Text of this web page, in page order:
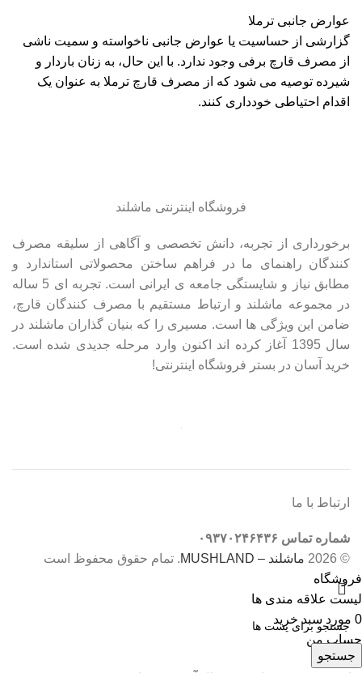
عوارض جانبی ترملا
گزارشی از حساسیت یا عوارض جانبی ناخواسته و سمیت ناشی
از مصرف قارچ برفی وجود ندارد. با این حال، به زنان باردار و
شیرده توصیه می شود که از مصرف قارچ ترملا به عنوان یک
اقدام احتیاطی خودداری کنند.
فروشگاه اینترنتی ماشلند
برخورداری از تجربه، دانش تخصصی و آگاهی از سلیقه مصرف
کنندگان راهنمای ما در فراهم ساختن محصولاتی استاندارد و
مطابق نیاز و شایستگی جامعه ی ایرانی است. تجربه ای 5 ساله
در مجموعه ماشلند و ارتباط مستقیم با مصرف کنندگان قارچ،
ضامن این ویژگی ها است. مسیری را که بنیان گذاران ماشلند در
سال 1395 آغاز کرده اند اکنون وارد مرحله جدیدی شده است.
خرید آسان در بستر فروشگاه اینترنتی!
ارتباط با ما
شماره تماس ۰۹۳۷۰۲۴۶۴۳۶
© 2026
ماشلند – MUSHLAND . تمام حقوق محفوظ است
جستجو
فروشگاه
لیست علاقه مندی ها
0 مورد سبد خرید
حساب من